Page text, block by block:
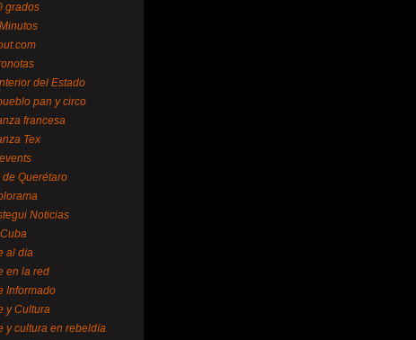
grados
del Estado
pan y circo
francesa
Tex
de Querétaro
Noticias
al día
en la red
Informado
y Cultura
y cultura en rebeldía